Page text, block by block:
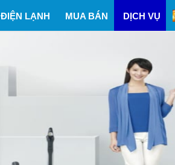
ĐIỆN LẠNH MUA BÁN DỊCH VỤ